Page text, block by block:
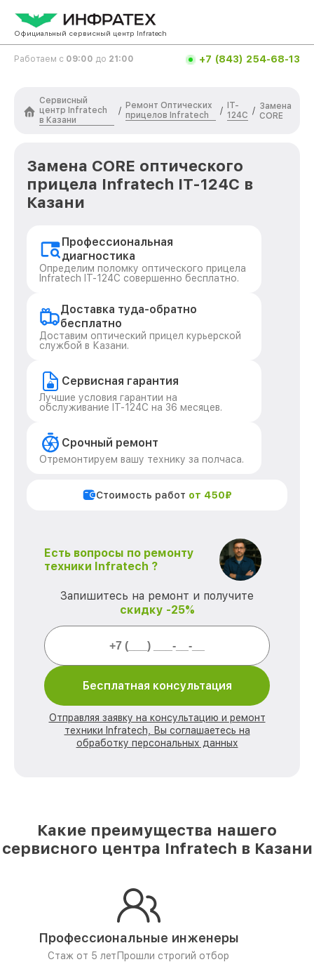
Официальный сервисный центр Infratech
Работаем с 09:00 до 21:00 +7 (843) 254-68-13
Сервисный
центр Infratech
в Казани
/
Ремонт Оптических
прицелов Infratech
/
IT-
124C / Замена
CORE
Замена CORE оптического
прицела Infratech IT-124C в
Казани
Профессиональная
диагностика
Определим поломку оптического прицела
Infratech IT-124C совершенно бесплатно.
Доставка туда-обратно
бесплатно
Доставим оптический прицел курьерской
службой в Казани.
Сервисная гарантия
Лучшие условия гарантии на
обслуживание IT-124C на 36 месяцев.
Срочный ремонт
Отремонтируем вашу технику за полчаса.
Стоимость работ от 450₽
Есть вопросы по ремонту
техники Infratech ?
Запишитесь на ремонт и получите
скидку -25%
Бесплатная консультация
Отправляя заявку на консультацию и ремонт
техники Infratech, Вы соглашаетесь на
обработку персональных данных
Какие преимущества нашего
сервисного центра Infratech в Казани
Профессиональные инженеры
Стаж от 5 лет Прошли строгий отбор